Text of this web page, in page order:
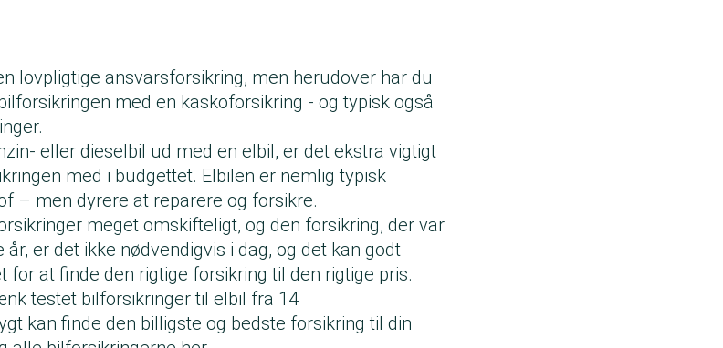
lovpligtige ansvarsforsikring, men herudover har du
med en kaskoforsikring - og typisk også
eller dieselbil ud med en elbil, er det ekstra vigtigt
med i budgettet. Elbilen er nemlig typisk
– men dyrere at reparere og forsikre.
meget omskifteligt, og den forsikring, der var
er det ikke nødvendigvis i dag, og det kan godt
for at finde den rigtige forsikring til den rigtige pris.
testet bilforsikringer til elbil fra 14
kan finde den billigste og bedste forsikring til din